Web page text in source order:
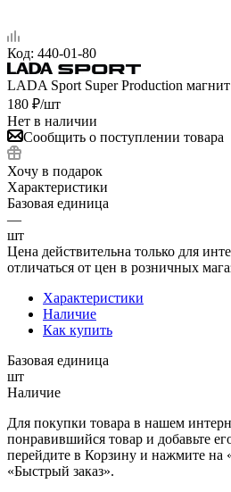
Код: 440-01-80
LADA Sport Super Production
180 ₽/шт
Нет в наличии
Сообщить о поступлении товара
Хочу в подарок
Характеристики
Базовая единица
—
шт
Цена действительна только для
отличаться от цен в розничных
Характеристики
Наличие
Как купить
Базовая единица
шт
Наличие
Для покупки товара в нашем
понравившийся товар и добавьте
перейдите в Корзину и нажмите на
«Быстрый заказ».